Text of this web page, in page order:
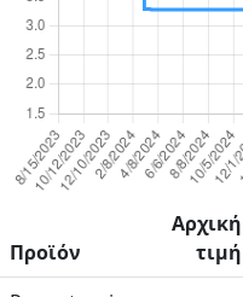
Προϊόν
Αρχική
τιμή